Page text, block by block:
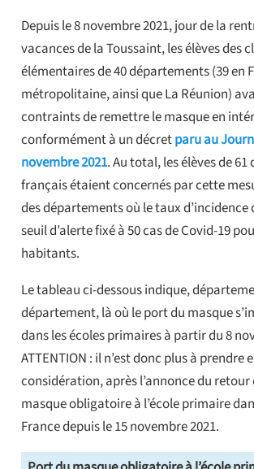
Depuis le 8 novembre 2021, jour de la
vacances de la Toussaint, les élèves des
élémentaires de 40 départements (39 en
métropolitaine, ainsi que La Réunion)
contraints de remettre le masque en
conformément à un décretparu au
novembre 2021. Au total, les élèves de
français étaient concernés par cette
des départements où le taux d’incidence
seuil d’alerte fixé à 50 cas de Covid-19
habitants.
Le tableau ci-dessous indique,
département, là où le port du masque
dans les écoles primaires à partir du 8
ATTENTION : il n’est donc plus à prendre
considération, après l’annonce du
masque obligatoire à l’école primaire
France depuis le 15 novembre 2021.